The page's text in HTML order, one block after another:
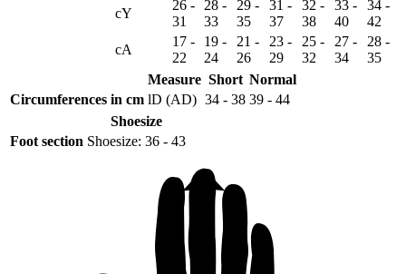
cY
26 -
31
28 -
33
29 -
35
31 -
37
32 -
38
33 -
40
34 -
42
cA
17 -
22
19 -
24
21 -
26
23 -
29
25 -
32
27 -
34
28 -
35
Measure Short Normal
Circumferences in cm lD (AD) 34 - 38 39 - 44
Shoesize
Foot section Shoesize: 36 - 43